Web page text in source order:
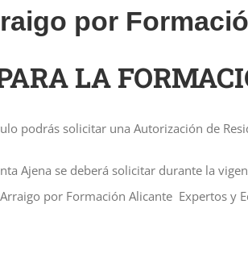
por
LA
podrás solicitar una Autorización de
Ajena se deberá solicitar durante la
por Formación Alicante Expertos y